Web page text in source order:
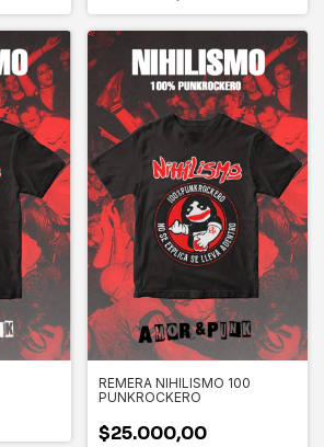
REMERA NIHILISMO 100
PUNKROCKERO
$25.000,00